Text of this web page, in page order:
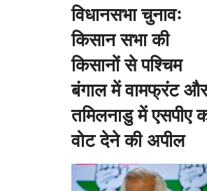
विधानसभा चुनावः
किसान सभा की
किसानों से पश्चिम
बंगाल में वामफ्रंट और
तमिलनाडु में एसपीए
वोट देने की अपील
तहत प्रस्तावित पेड़ों की कटाई केंद्र सरकार स्टार्टअप और